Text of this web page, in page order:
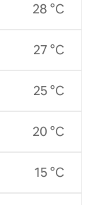
28 °C
27 °C
25 °C
20 °C
15 °C